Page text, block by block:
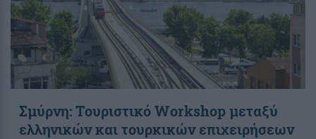
Σμύρνη: Τουριστικό Workshop μεταξύ
ελληνικών και τουρκικών επιχειρήσεων